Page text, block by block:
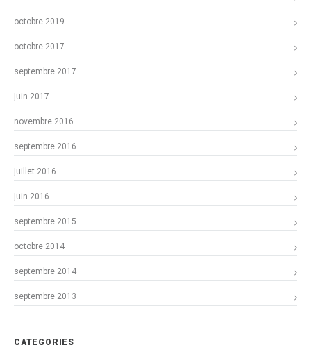
octobre 2019
octobre 2017
septembre 2017
juin 2017
novembre 2016
septembre 2016
juillet 2016
juin 2016
septembre 2015
octobre 2014
septembre 2014
septembre 2013
CATEGORIES